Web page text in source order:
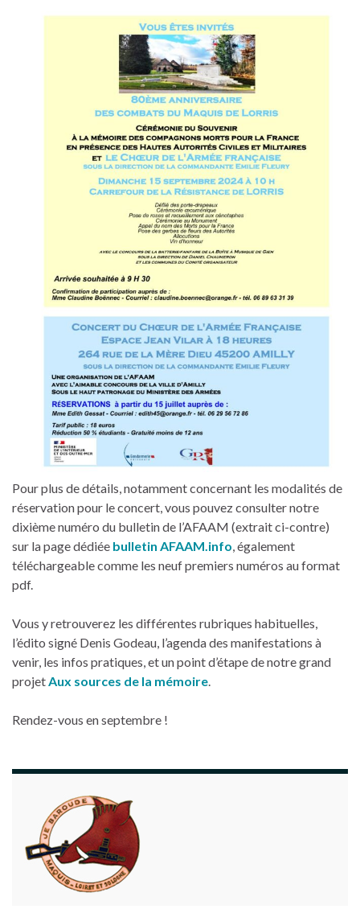
Pour plus de détails, notamment concernant les modalités de
réservation pour le concert, vous pouvez consulter notre
dixième numéro du bulletin de l’AFAAM (extrait ci-contre)
sur la page dédiée bulletin AFAAM.info, également
téléchargeable comme les neuf premiers numéros au format
pdf.
Vous y retrouverez les différentes rubriques habituelles,
l’édito signé Denis Godeau, l’agenda des manifestations à
venir, les infos pratiques, et un point d’étape de notre grand
projetAux sources de la mémoire.
Rendez-vous en septembre !